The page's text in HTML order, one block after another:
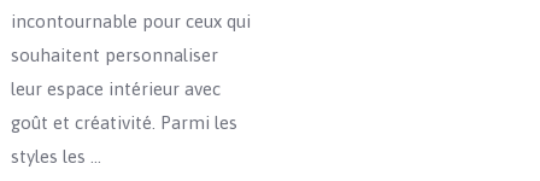
incontournable pour ceux qui
souhaitent personnaliser
leur espace intérieur avec
goût et créativité. Parmi les
styles les …